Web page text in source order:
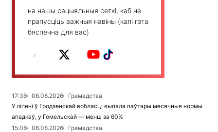
на нашы сацыяльныя сеткі, каб не
прапусціць важныя навіны (калі гэта
бяспечна для вас)
17:36 06.08.2026
Грамадства
У ліпені ў Гродзенскай вобласці выпала паўтары месячныя нормы
ападкаў, у Гомельскай — менш за 60%
15:08
06.08.2026
Грамадства